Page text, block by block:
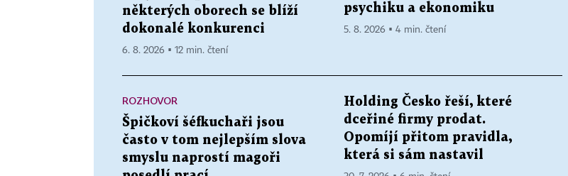
některých oborech se blíží
dokonalé konkurenci
6. 8. 2026 ▪ 12 min. čtení
psychiku a ekonomiku
5. 8. 2026 ▪ 4 min. čtení
ROZHOVOR
Špičkoví šéfkuchaři jsou
často v tom nejlepším slova
smyslu naprostí magoři
Holding Česko řeší, které
dceřiné firmy prodat.
Opomíjí přitom pravidla,
která si sám nastavil